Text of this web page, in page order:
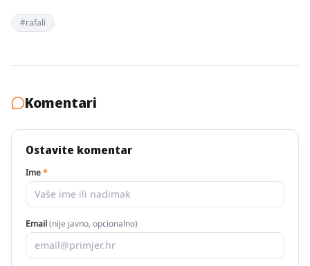
#rafali
Komentari
Ostavite komentar
Ime*
Email(nije javno, opcionalno)